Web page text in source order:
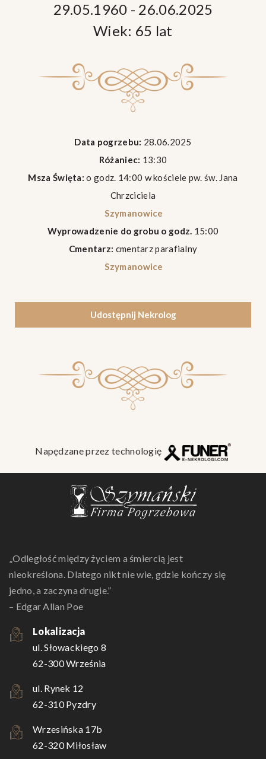
29.05.1960 - 26.06.2025
Wiek: 65 lat
Data pogrzebu: 28.06.2025
Różaniec: 13:30
Msza Święta: o godz. 14:00 w kościele pw. św. Jana
Chrzciciela
Szymanowice
Wyprowadzenie do grobu o godz. 15:00
Cmentarz: cmentarz parafialny
Szymanowice
Udostępnij Nekrolog
Napędzane przez technologię
„Odległość między życiem a śmiercią jest
nieokreślona. Dlatego nikt nie wie, gdzie kończy się
jedno, a zaczyna drugie.”
– Edgar Allan Poe
Lokalizacja
ul. Słowackiego 8
62-300 Września
ul. Rynek 12
62-310 Pyzdry
Wrzesińska 17b
62-320 Miłosław